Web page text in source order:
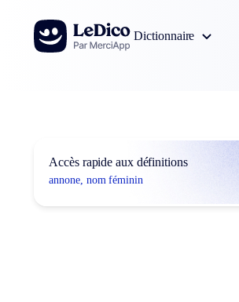
Aller au contenu
Dictionnaire
Accès rapide aux définitions
annone, nom féminin